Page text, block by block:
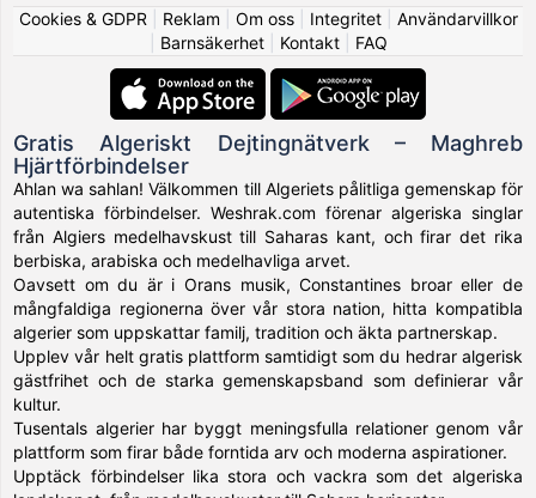
Cookies & GDPR
Reklam Om oss| Integritet| Användarvillkor
Barnsäkerhet| Kontakt| FAQ
Gratis Algeriskt Dejtingnätverk – Maghreb
Hjärtförbindelser
Ahlan wa sahlan! Välkommen till Algeriets pålitliga gemenskap för
autentiska förbindelser. Weshrak.com förenar algeriska singlar
från Algiers medelhavskust till Saharas kant, och firar det rika
berbiska, arabiska och medelhavliga arvet.
Oavsett om du är i Orans musik, Constantines broar eller de
mångfaldiga regionerna över vår stora nation, hitta kompatibla
algerier som uppskattar familj, tradition och äkta partnerskap.
Upplev vår helt gratis plattform samtidigt som du hedrar algerisk
gästfrihet och de starka gemenskapsband som definierar vår
kultur.
Tusentals algerier har byggt meningsfulla relationer genom vår
plattform som firar både forntida arv och moderna aspirationer.
Upptäck förbindelser lika stora och vackra som det algeriska